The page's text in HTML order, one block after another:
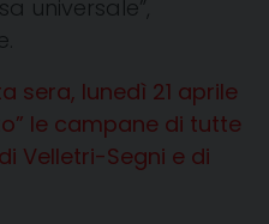
universale”,
sera, lunedì 21 aprile
le campane di tutte
Velletri-Segni e di